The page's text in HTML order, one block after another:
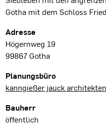
Gotha mit dem Schloss
Projektdaten
Adresse
Högernweg 19
99867 Gotha
Planungsbüro
kanngießer jauck
Bauherr
öffentlich